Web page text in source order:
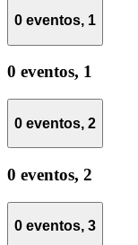
0 eventos, 1
0 eventos, 1
0 eventos, 2
0 eventos, 2
0 eventos, 3